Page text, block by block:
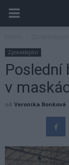
Zpravodajství
Poslední
v
od Veronika Bonková